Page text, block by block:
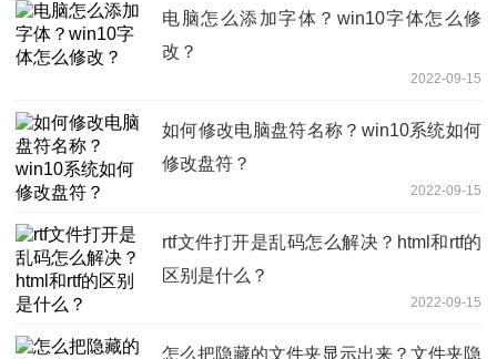
电脑怎么添加字体？win10字体怎么修
改？
2022-09-15
如何修改电脑盘符名称？win10系统如何
修改盘符？
2022-09-15
rtf文件打开是乱码怎么解决？html和rtf的
区别是什么？
2022-09-15
怎么把隐藏的文件夹显示出来？文件夹隐